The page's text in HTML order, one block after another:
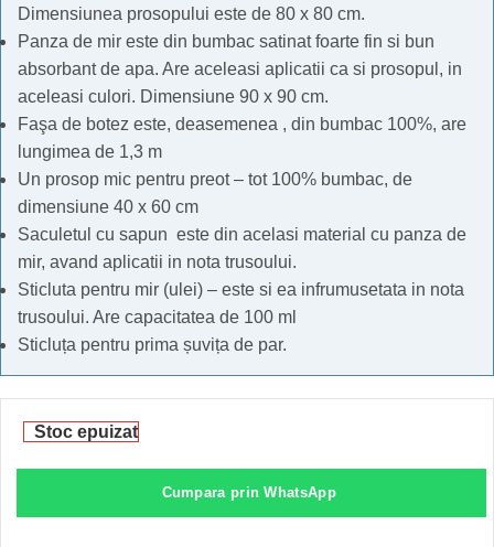
Dimensiunea prosopului este de 80 x 80 cm.
Panza de mir este din bumbac satinat foarte fin si bun
absorbant de apa. Are aceleasi aplicatii ca si prosopul, in
aceleasi culori. Dimensiune 90 x 90 cm.
Faşa de botez este, deasemenea , din bumbac 100%, are
lungimea de 1,3 m
Un prosop mic pentru preot – tot 100% bumbac, de
dimensiune 40 x 60 cm
Saculetul cu sapun este din acelasi material cu panza de
mir, avand aplicatii in nota trusoului.
Sticluta pentru mir (ulei) – este si ea infrumusetata in nota
trusoului. Are capacitatea de 100 ml
Sticluța pentru prima șuvița de par.
Stoc epuizat
Cumpara prin WhatsApp